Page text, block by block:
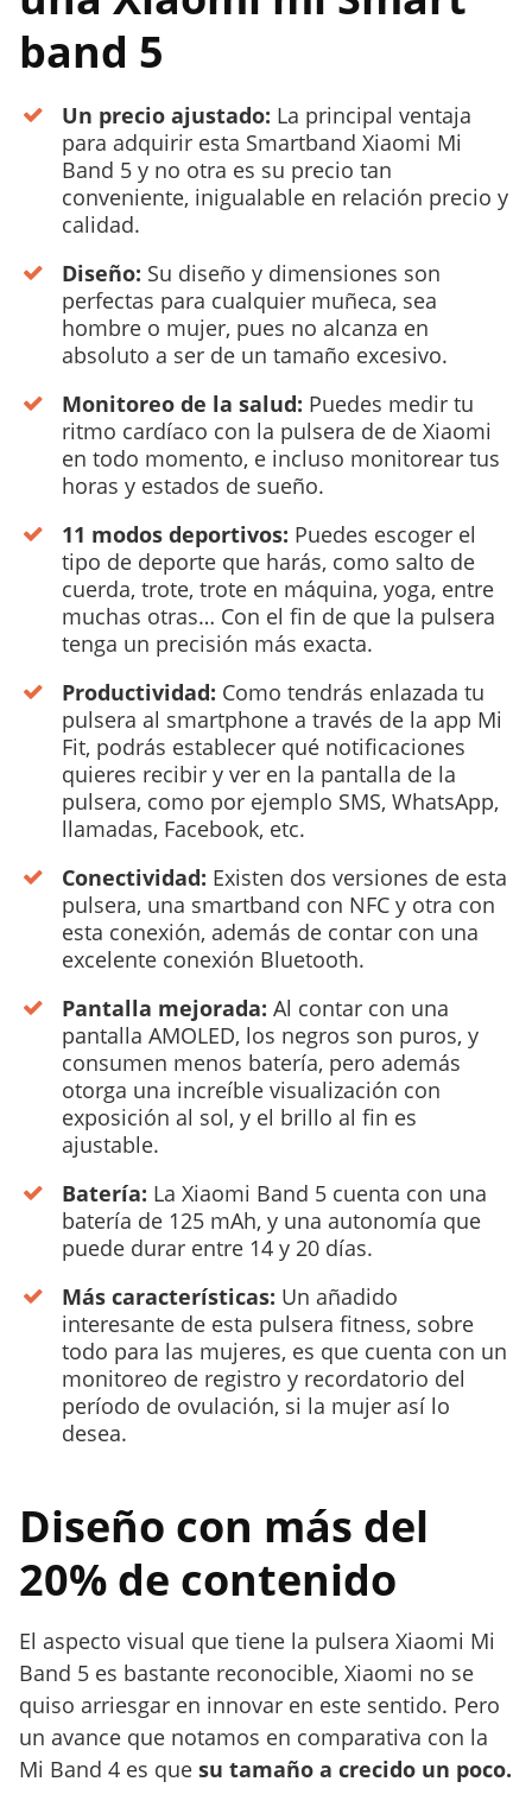
band 5
Un precio ajustado: La principal ventaja
para adquirir esta Smartband Xiaomi Mi
Band 5 y no otra es su precio tan
conveniente, inigualable en relación precio y
calidad.
Diseño: Su diseño y dimensiones son
perfectas para cualquier muñeca, sea
hombre o mujer, pues no alcanza en
absoluto a ser de un tamaño excesivo.
Monitoreo de la salud: Puedes medir tu
ritmo cardíaco con la pulsera de de Xiaomi
en todo momento, e incluso monitorear tus
horas y estados de sueño.
11 modos deportivos: Puedes escoger el
tipo de deporte que harás, como salto de
cuerda, trote, trote en máquina, yoga, entre
muchas otras… Con el fin de que la pulsera
tenga un precisión más exacta.
Productividad: Como tendrás enlazada tu
pulsera al smartphone a través de la app Mi
Fit, podrás establecer qué notificaciones
quieres recibir y ver en la pantalla de la
pulsera, como por ejemplo SMS, WhatsApp,
llamadas, Facebook, etc.
Conectividad: Existen dos versiones de esta
pulsera, una smartband con NFC y otra con
esta conexión, además de contar con una
excelente conexión Bluetooth.
Pantalla mejorada: Al contar con una
pantalla AMOLED, los negros son puros, y
consumen menos batería, pero además
otorga una increíble visualización con
exposición al sol, y el brillo al fin es
ajustable.
Batería: La Xiaomi Band 5 cuenta con una
batería de 125 mAh, y una autonomía que
puede durar entre 14 y 20 días.
Más características: Un añadido
interesante de esta pulsera fitness, sobre
todo para las mujeres, es que cuenta con un
monitoreo de registro y recordatorio del
período de ovulación, si la mujer así lo
desea.
Diseño con más del
20% de contenido
El aspecto visual que tiene la pulsera Xiaomi Mi
Band 5 es bastante reconocible, Xiaomi no se
quiso arriesgar en innovar en este sentido. Pero
un avance que notamos en comparativa con la
Mi Band 4 es que su tamaño a crecido un poco.